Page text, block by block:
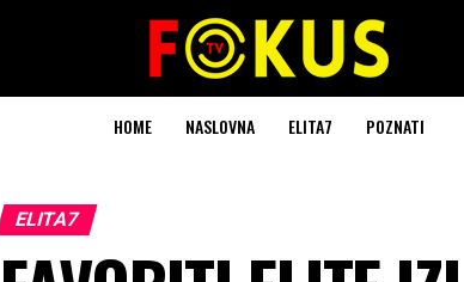
HOME NASLOVNA ELITA7 POZNATI
ELITA7